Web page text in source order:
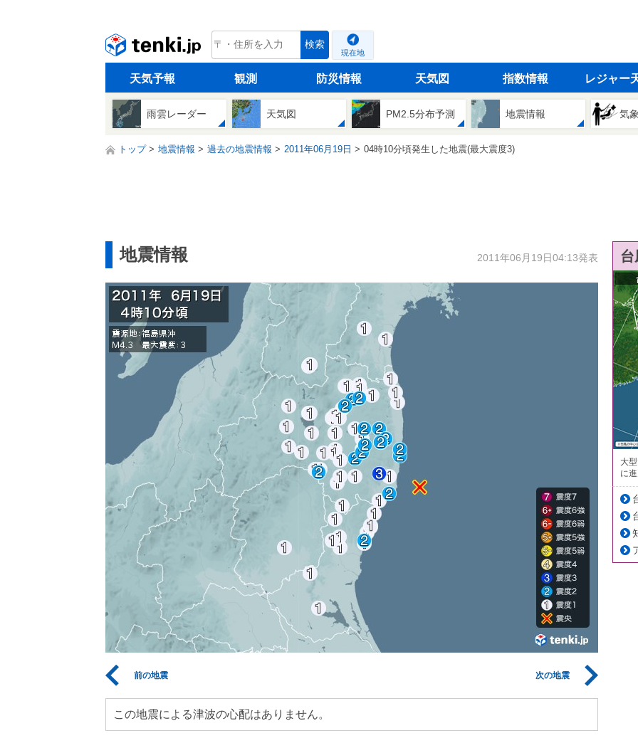
tenki.jp 検索
現在地
天気予報 観測 防災情報 天気図 指数情報 レジャー
雨雲レーダー 天気図 PM2.5分布予測 地震情報 気
トップ 地震情報 過去の地震情報 2011年06月19日 04時10分頃発生した地震(最大震度3)
地震情報 2011年06月19日04:13発表
前の地震 次の地震
この地震による津波の心配はありません。
大
に